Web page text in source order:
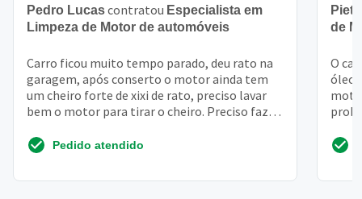
Pedro Lucascontratou Especialista em
Limpeza de Motor de automóveis
Carro ficou muito tempo parado, deu rato na
garagem, após conserto o motor ainda tem
um cheiro forte de xixi de rato, preciso lavar
bem o motor para tirar o cheiro. Preciso fazer
Pedido atendido
de
O
óleo,